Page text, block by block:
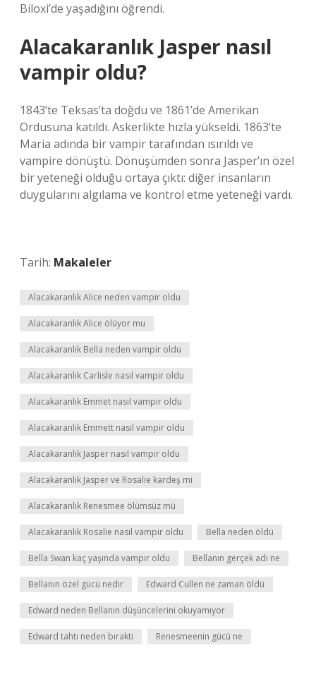
Biloxi’de yaşadığını öğrendi.
Alacakaranlık Jasper nasıl
vampir oldu?
1843’te Teksas’ta doğdu ve 1861’de Amerikan
Ordusuna katıldı. Askerlikte hızla yükseldi. 1863’te
Maria adında bir vampir tarafından ısırıldı ve
vampire dönüştü. Dönüşümden sonra Jasper’ın özel
bir yeteneği olduğu ortaya çıktı: diğer insanların
duygularını algılama ve kontrol etme yeteneği vardı.
Tarih: Makaleler
Alacakaranlık Alice neden vampir oldu
Alacakaranlık Alice ölüyor mu
Alacakaranlık Bella neden vampir oldu
Alacakaranlık Carlisle nasıl vampir oldu
Alacakaranlık Emmet nasıl vampir oldu
Alacakaranlık Emmett nasıl vampir oldu
Alacakaranlık Jasper nasıl vampir oldu
Alacakaranlık Jasper ve Rosalie kardeş mi
Alacakaranlık Renesmee ölümsüz mü
Alacakaranlık Rosalie nasıl vampir oldu Bella neden öldü
Bella Swan kaç yaşında vampir oldu Bellanın gerçek adı ne
Bellanın özel gücü nedir Edward Cullen ne zaman öldü
Edward neden Bellanın düşüncelerini okuyamıyor
Edward tahtı neden bıraktı Renesmeenin gücü ne